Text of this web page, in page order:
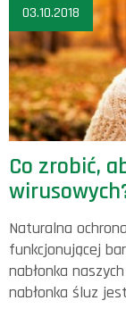
03.10.2018
Co zrobić,
Naturalna
funkcjonującej
nabłonka
nabłonka śluz